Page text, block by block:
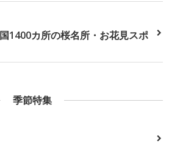
1400カ所の桜名所・お花見スポ
季節特集